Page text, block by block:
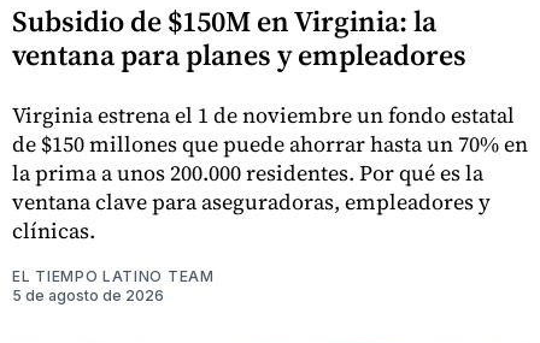
Subsidio de $150M en Virginia: la
ventana para planes y empleadores
Virginia estrena el 1 de noviembre un fondo estatal
de $150 millones que puede ahorrar hasta un 70% en
la prima a unos 200.000 residentes. Por qué es la
ventana clave para aseguradoras, empleadores y
clínicas.
EL TIEMPO LATINO TEAM
5 de agosto de 2026